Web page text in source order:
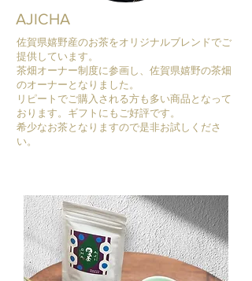
AJICHA
佐賀県嬉野産のお茶をオリジナルブレンドでご
提供しています。
茶畑オーナー制度に参画し、佐賀県嬉野の茶畑
のオーナーとなりました。
リピートでご購入される方も多い商品となって
おります。ギフトにもご好評です。
希少なお茶となりますので是非お試しくださ
い。